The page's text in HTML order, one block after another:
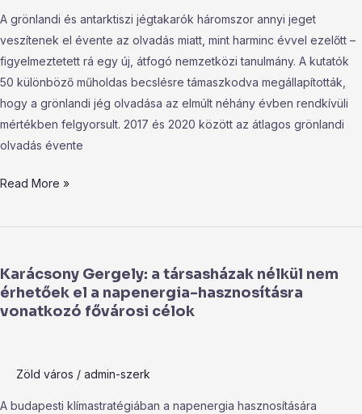
A grönlandi és antarktiszi jégtakarók háromszor annyi jeget
veszítenek el évente az olvadás miatt, mint harminc évvel ezelőtt –
figyelmeztetett rá egy új, átfogó nemzetközi tanulmány. A kutatók
50 különböző műholdas becslésre támaszkodva megállapították,
hogy a grönlandi jég olvadása az elmúlt néhány évben rendkívüli
mértékben felgyorsult. 2017 és 2020 között az átlagos grönlandi
olvadás évente
átfogó
nemzetközi
tanulmány
szerint
Read More »
Karácsony Gergely: a társasházak nélkül nem
érhetőek el a napenergia-hasznosításra
vonatkozó fővárosi célok
Zöld város / admin-szerk
A budapesti klímastratégiában a napenergia hasznosítására
a
társasházak
nélkül
a